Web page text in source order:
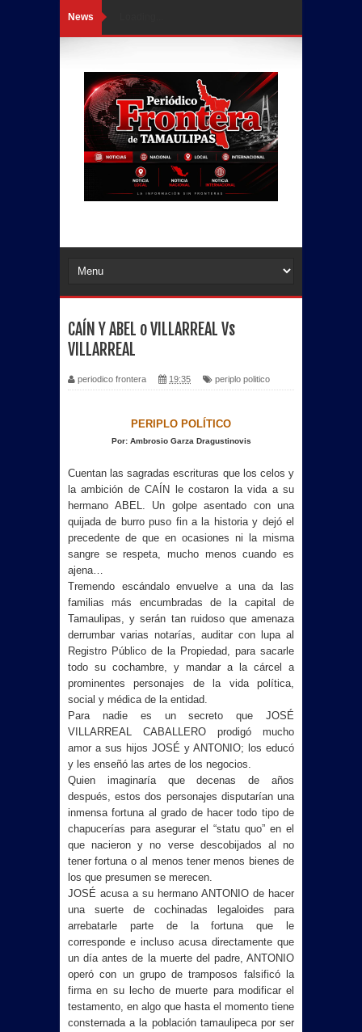
News
CAÍN Y ABEL o VILLARREAL Vs
VILLARREAL
periodico frontera 19:35 periplo politico
PERIPLO POLÍTICO
Por: Ambrosio Garza Dragustinovis
Cuentan las sagradas escrituras que los celos y
la ambición de CAÍN le costaron la vida a su
hermano ABEL. Un golpe asentado con una
quijada de burro puso fin a la historia y dejó el
precedente de que en ocasiones ni la misma
sangre se respeta, mucho menos cuando es
ajena…
Tremendo escándalo envuelve a una da las
familias más encumbradas de la capital de
Tamaulipas, y serán tan ruidoso que amenaza
derrumbar varias notarías, auditar con lupa al
Registro Público de la Propiedad, para sacarle
todo su cochambre, y mandar a la cárcel a
prominentes personajes de la vida política,
social y médica de la entidad.
Para nadie es un secreto que JOSÉ
VILLARREAL CABALLERO prodigó mucho
amor a sus hijos JOSÉ y ANTONIO; los educó
y les enseñó las artes de los negocios.
Quien imaginaría que decenas de años
después, estos dos personajes disputarían una
inmensa fortuna al grado de hacer todo tipo de
chapucerías para asegurar el “statu quo” en el
que nacieron y no verse descobijados al no
tener fortuna o al menos tener menos bienes de
los que presumen se merecen.
JOSÉ acusa a su hermano ANTONIO de hacer
una suerte de cochinadas legaloides para
arrebatarle parte de la fortuna que le
corresponde e incluso acusa directamente que
un día antes de la muerte del padre, ANTONIO
operó con un grupo de tramposos falsificó la
firma en su lecho de muerte para modificar el
testamento, en algo que hasta el momento tiene
consternada a la población tamaulipeca por ser